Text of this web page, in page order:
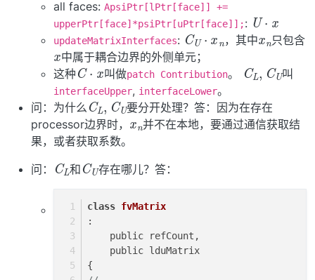
all faces: ApsiPtr[lPtr[face]] +=
upperPtr[face]*psiPtr[uPtr[face]];:
updateMatrixInterfaces:
CU⋅xn
，其中
x
n
只包含
x
中属于耦合边界的外侧单元；
这种
C⋅x
叫做patch Contribution。 叫
interfaceUpper, interfaceLower。
问：为什么
CL,C
U
要分开处理？答：因为在存在
processor边界时，
x
n
并不在本地，要通过通信获取结
果，或者获取系数。
问：
和 存在哪儿？答：
class fvMatrix
:
    public refCount,
    public lduMatrix
{